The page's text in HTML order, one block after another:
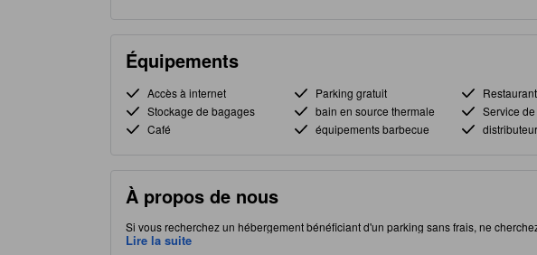
Équipements
Accès à internet Parking gratuit Restaurant
Stockage de bagages
bain en source thermale Service de
Café
équipements barbecue
À propos de nous
Si vous recherchez un hébergement bénéficiant d'un parking sans frais, ne
L'emplacement stratégique de l'établissement dans Gora, à proximité des
Lire la suite